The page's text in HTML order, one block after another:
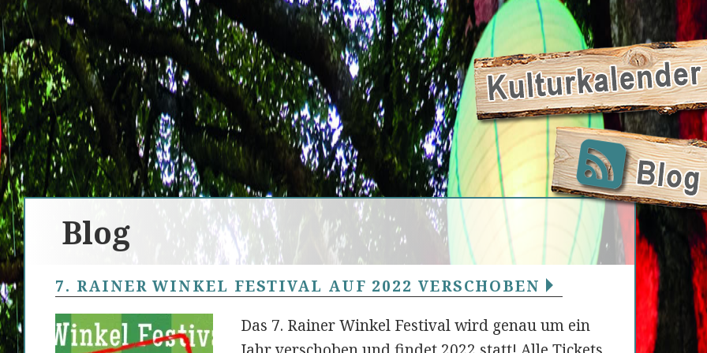
Blog
7. RAINER WINKEL FESTIVAL AUF 2022 VERSCHOBEN
Das 7. Rainer Winkel Festival wird genau um ein